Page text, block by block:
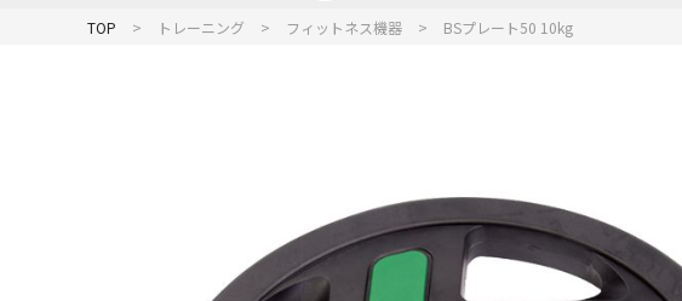
ランニングシャツ・パンツ
スウェット
グラウンド用品
フォーム・動きづくり
TOP トレーニング フィットネス機器 BSプレート50 10kg